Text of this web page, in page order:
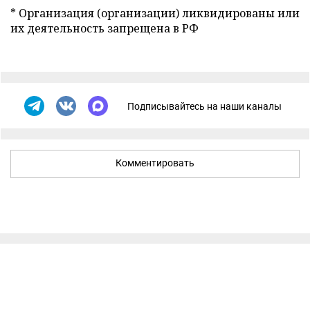
* Организация (организации) ликвидированы или
их деятельность запрещена в РФ
Подписывайтесь на наши каналы
Комментировать